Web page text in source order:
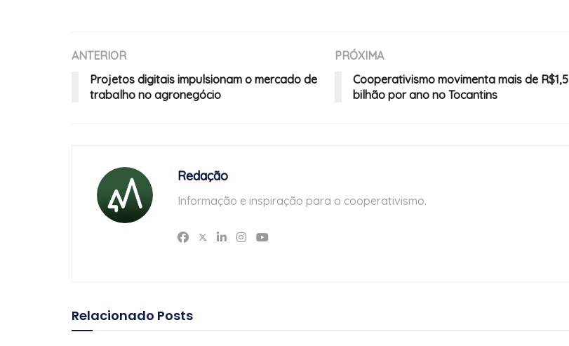
ANTERIOR
Projetos digitais impulsionam o mercado de
trabalho no agronegócio
PRÓXIMA
Cooperativismo movimenta mais de R$1,5
bilhão por ano no Tocantins
Redação
Informação e inspiração para o cooperativismo.
Relacionado Posts